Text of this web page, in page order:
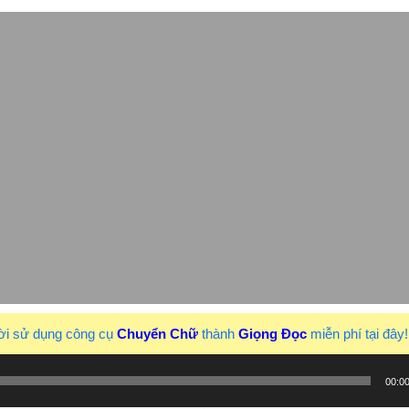
sử dụng công cụ Chuyển Chữ thành Giọng Đọc miễn phí tại đây!
00:00